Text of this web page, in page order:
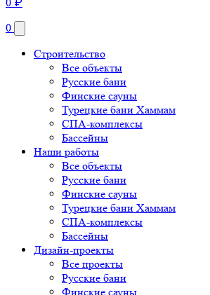
0
Строительство
Все объекты
Русские бани
Финские сауны
Турецкие бани Хаммам
СПА-комплексы
Бассейны
Наши работы
Все объекты
Русские бани
Финские сауны
Турецкие бани Хаммам
СПА-комплексы
Бассейны
Дизайн-проекты
Все проекты
Русские бани
Финские сауны